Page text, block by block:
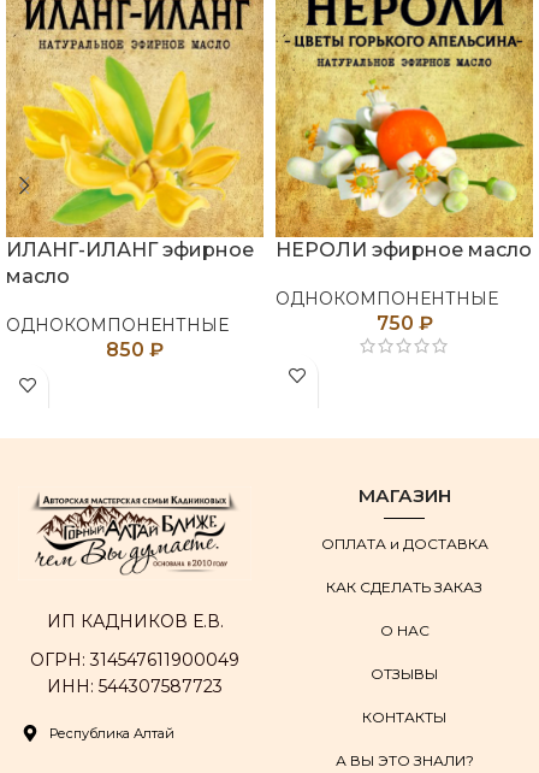
ИЛАНГ-ИЛАНГ эфирное
масло
ОДНОКОМПОНЕНТНЫЕ
850 ₽
НЕРОЛИ эфирное масло
ОДНОКОМПОНЕНТНЫЕ
750 ₽
ИП КАДНИКОВ Е.В.
ОГРН: 314547611900049
ИНН: 544307587723
Республика Алтай
МАГАЗИН
ОПЛАТА и ДОСТАВКА
КАК СДЕЛАТЬ ЗАКАЗ
О НАС
ОТЗЫВЫ
КОНТАКТЫ
А ВЫ ЭТО ЗНАЛИ?